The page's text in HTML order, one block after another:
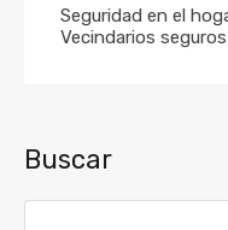
Seguridad en el
Vecindarios seguros
Buscar